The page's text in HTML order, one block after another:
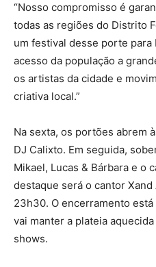
“Nosso compromisso é
todas as regiões do Distrito
um festival desse porte para
acesso da população a
os artistas da cidade e
criativa local.”
Na sexta, os portões abrem
DJ Calixto. Em seguida,
Mikael, Lucas & Bárbara e o
destaque será o cantor
23h30. O encerramento
vai manter a plateia
shows.